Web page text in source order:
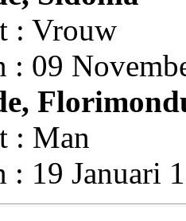
: Vrouw
: 09
: Man
: 19 Januari